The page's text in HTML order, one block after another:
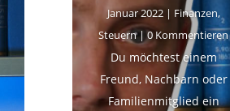
Januar 2022| Finanzen,
Steuern| 0 Kommentieren
Du möchtest einem
Freund, Nachbarn oder
Familienmitglied ein